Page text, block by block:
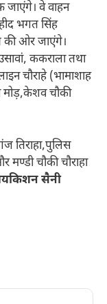
जाएंगे। वे वाहन
भगत सिंह
ओर जाएंगे।
ककराला तथा
चौराहे (भामाशाह
मोड़,केशव चौकी
तिराहा,पुलिस
मण्डी चौकी चौराहा
जयकिशन सैनी